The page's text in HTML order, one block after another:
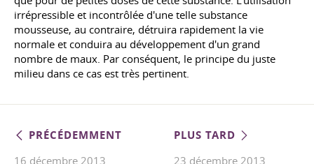
irrépressible et incontrôlée d'une telle substance
mousseuse, au contraire, détruira rapidement la vie
normale et conduira au développement d'un grand
nombre de maux. Par conséquent, le principe du juste
milieu dans ce cas est très pertinent.
PRÉCÉDEMMENT
16 décembre 2013
PLUS TARD
23 décembre 2013